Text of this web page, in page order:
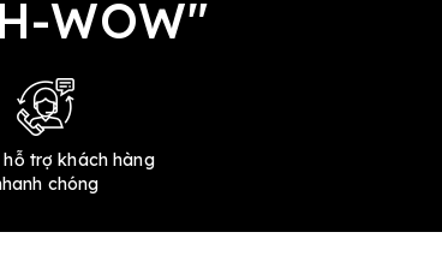
WOW"
hỗ trợ khách hàng
chóng